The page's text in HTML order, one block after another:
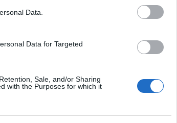
Data.
Data for Targeted
Sale, and/or Sharing
with the Purposes for which it